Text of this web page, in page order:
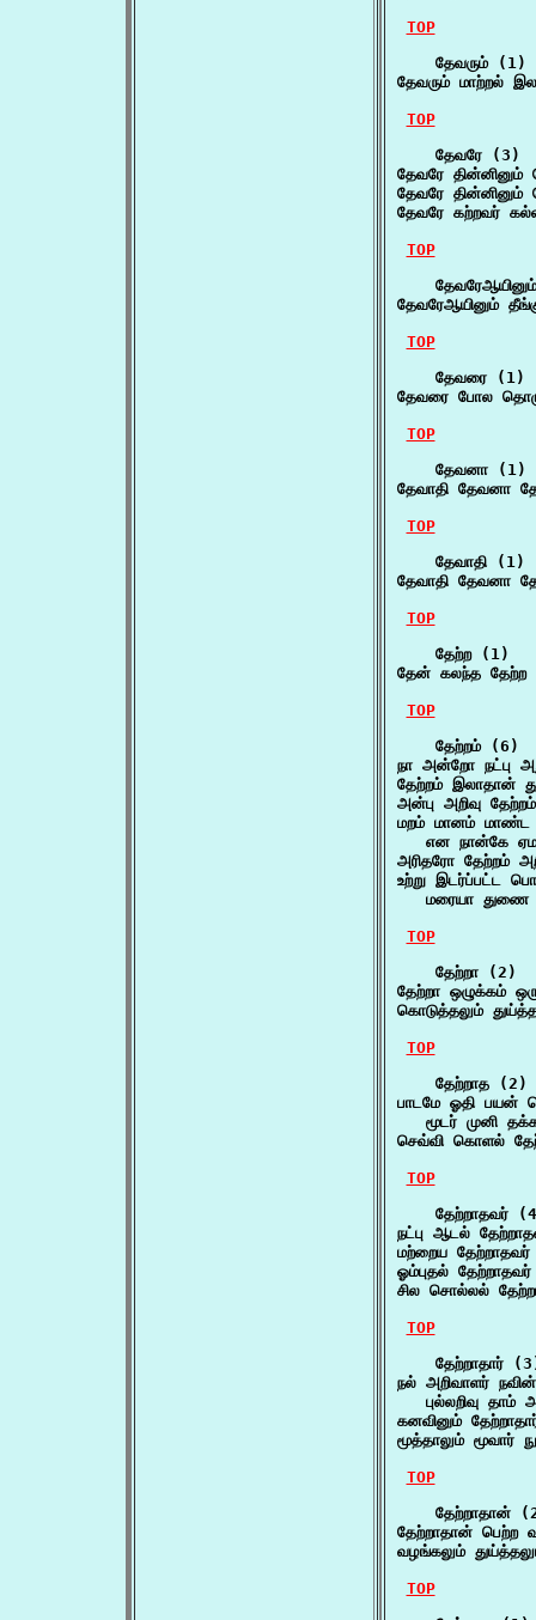
TOP
    தேவரும் (1)
தேவரும் மாற்றல்
TOP
    தேவரே (3)
தேவரே தின்னினும்
தேவரே
தேவரே கற்றவர்
TOP
தேவரேஆயினும்
TOP
    தேவரை (1)
தேவரை போல
TOP
    தேவனா (1)
தேவாதி தேவனா
TOP
    தேவாதி (1)
தேவாதி தேவனா
TOP
    தேற்ற (1)
தேன் கலந்த தேற்ற
TOP
    தேற்றம் (6)
நா அன்றோ நட்பு
தேற்றம் இலாதான்
அன்பு அறிவு
மறம் மானம் மாண்ட
என நான்கே
அரிதரோ தேற்றம்
உற்று இடர்ப்பட்ட
மரையா துணை
TOP
    தேற்றா (2)
தேற்றா ஒழுக்கம்
கொடுத்தலும்
TOP
    தேற்றாத (2)
பாடமே ஓதி பயன்
மூடர் முனி
செவ்வி கொளல்
TOP
தேற்றாதவர்
நட்பு ஆடல்
மற்றைய
ஓம்புதல்
சில சொல்லல்
TOP
தேற்றாதார்
நல் அறிவாளர்
புல்லறிவு தாம்
கனவினும்
மூத்தாலும் மூவார்
TOP
தேற்றாதான்
தேற்றாதான் பெற்ற
வழங்கலும்
TOP